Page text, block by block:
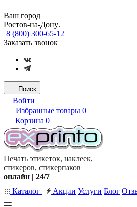
Ваш город
Ростов-на-Дону
8 (800) 300-65-12
Заказать звонок
Поиск
Войти
Избранные товары 0
Корзина 0
Печать этикеток, наклеек,
стикеров, стикерпаков
онлайн | 24/7
Каталог
Акции Услуги Блог